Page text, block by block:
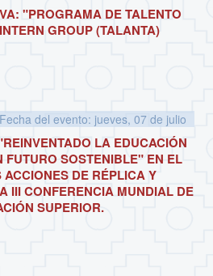
"PROGRAMA DE TALENTO
GROUP (TALANTA)
Fecha del evento: jueves, 07 de julio
LA EDUCACIÓN
FUTURO SOSTENIBLE" EN EL
DE RÉPLICA Y
III CONFERENCIA MUNDIAL DE
SUPERIOR.